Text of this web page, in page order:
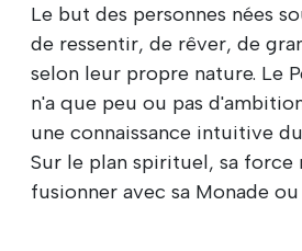
Le but des personnes nées
de ressentir, de rêver, de
selon leur propre nature. Le
n'a que peu ou pas
une connaissance intuitive
Sur le plan spirituel, sa
fusionner avec sa Monade ou